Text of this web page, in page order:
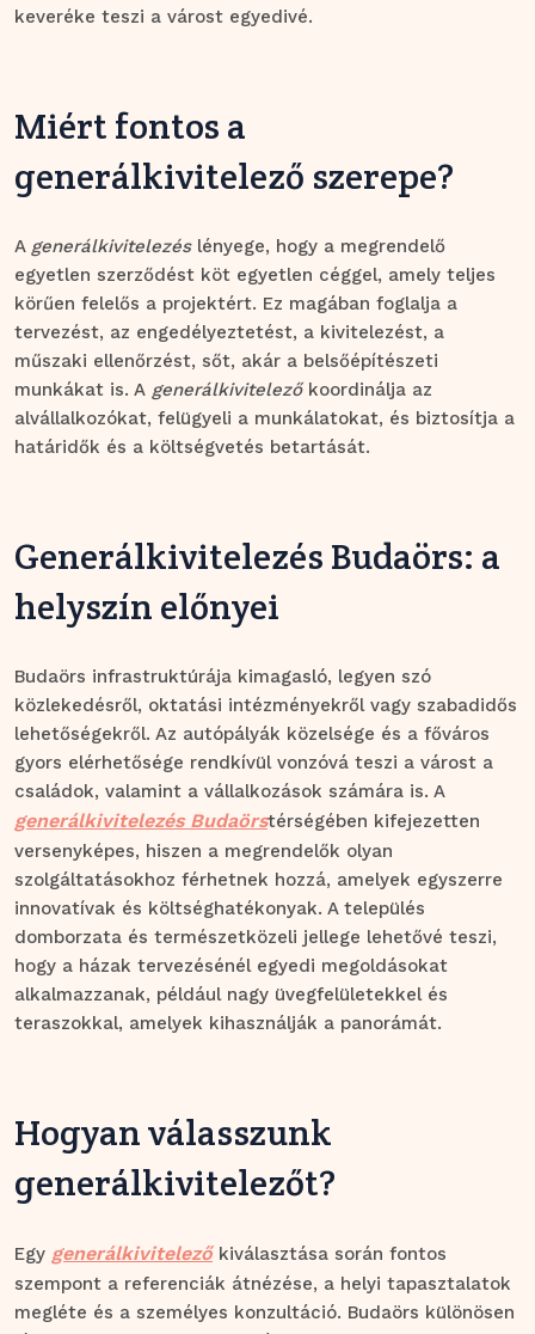
keveréke teszi a várost egyedivé.
Miért fontos a
generálkivitelező szerepe?
A generálkivitelezéslényege, hogy a megrendelő
egyetlen szerződést köt egyetlen céggel, amely teljes
körűen felelős a projektért. Ez magában foglalja a
tervezést, az engedélyeztetést, a kivitelezést, a
műszaki ellenőrzést, sőt, akár a belsőépítészeti
munkákat is. A generálkivitelezőkoordinálja az
alvállalkozókat, felügyeli a munkálatokat, és biztosítja a
határidők és a költségvetés betartását.
Generálkivitelezés Budaörs: a
helyszín előnyei
Budaörs infrastruktúrája kimagasló, legyen szó
közlekedésről, oktatási intézményekről vagy szabadidős
lehetőségekről. Az autópályák közelsége és a főváros
gyors elérhetősége rendkívül vonzóvá teszi a várost a
családok, valamint a vállalkozások számára is. A
generálkivitelezés Budaörstérségében kifejezetten
versenyképes, hiszen a megrendelők olyan
szolgáltatásokhoz férhetnek hozzá, amelyek egyszerre
innovatívak és költséghatékonyak. A település
domborzata és természetközeli jellege lehetővé teszi,
hogy a házak tervezésénél egyedi megoldásokat
alkalmazzanak, például nagy üvegfelületekkel és
teraszokkal, amelyek kihasználják a panorámát.
Hogyan válasszunk
generálkivitelezőt?
Egy generálkivitelezőkiválasztása során fontos
szempont a referenciák átnézése, a helyi tapasztalatok
megléte és a személyes konzultáció. Budaörs különösen